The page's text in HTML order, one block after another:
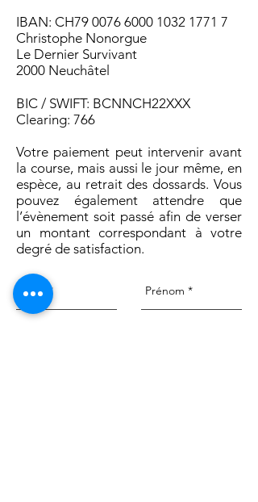
IBAN: CH79 0076 6000 1032 1771 7
Christophe Nonorgue
Le Dernier Survivant
2000 Neuchâtel
BIC / SWIFT: BCNNCH22XXX
Clearing: 766
Votre paiement peut intervenir avant
la course, mais aussi le jour même, en
espèce, au retrait des dossards. Vous
pouvez également attendre que
l’évènement soit passé afin de verser
un montant correspondant à votre
degré de satisfaction.